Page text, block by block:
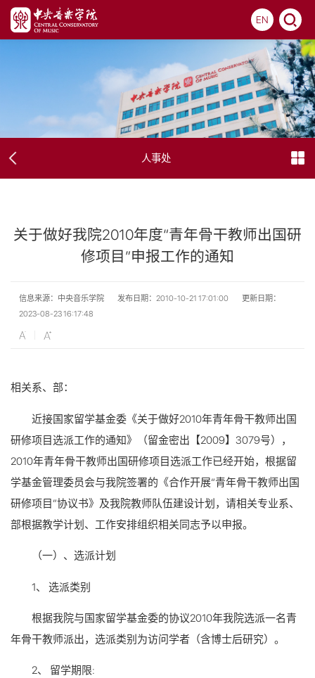
EN
人事处
关于做好我院2010年度“青年骨干教师出国研
修项目”申报工作的通知
信息来源：中央音乐学院 发布日期：2010-10-21 17:01:00
更新日期：
2023-08-23 16:17:48
相关系、部：
近接国家留学基金委《关于做好2010年青年骨干教师出国
研修项目选派工作的通知》（留金密出【2009】3079号），
2010年青年骨干教师出国研修项目选派工作已经开始，根据留
学基金管理委员会与我院签署的《合作开展“青年骨干教师出国
研修项目”协议书》及我院教师队伍建设计划，请相关专业系、
部根据教学计划、工作安排组织相关同志予以申报。
（一）、选派计划
1、 选派类别
根据我院与国家留学基金委的协议2010年我院选派一名青
年骨干教师派出，选派类别为访问学者（含博士后研究）。
2、 留学期限: